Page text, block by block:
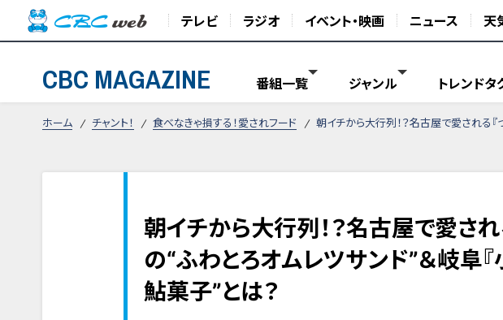
テレビ ラジオ イベント・映画 ニュース 天
CBC MAGAZINE 番組一覧 ジャンル トレンドタ
ホーム チャント！ 食べなきゃ損する！愛されフード 朝イチから大行列！？名古屋で愛される『
朝イチから大行列！？名古屋で愛され
の“ふわとろオムレツサンド”＆岐阜
鮎菓子”とは？